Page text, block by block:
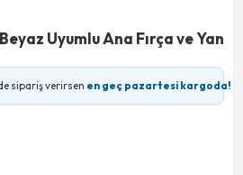
Uyumlu Ana Fırça ve Yan
sipariş verirsen en geç pazartesi kargoda!